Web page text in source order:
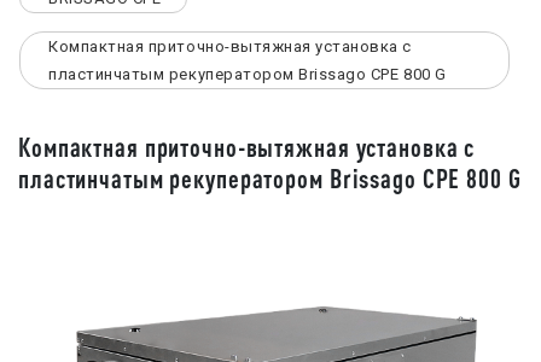
Компактная приточно-вытяжная установка с
пластинчатым рекуператором Brissago CPE 800 G
Компактная приточно-вытяжная установка с
пластинчатым рекуператором Brissago CPE 800 G